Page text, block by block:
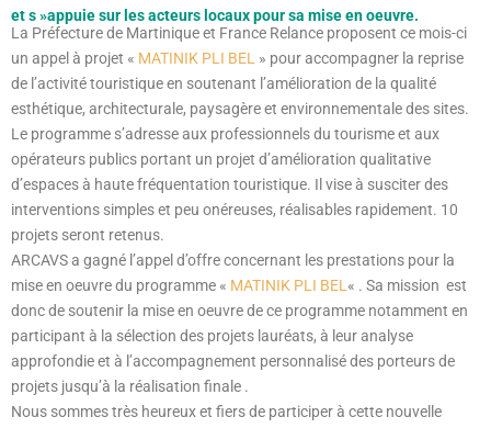
et s »appuie sur les acteurs locaux pour sa mise en oeuvre.
La Préfecture de Martinique et France Relance proposent ce mois-ci
un appel à projet « MATINIK PLI BEL » pour accompagner la reprise
de l’activité touristique en soutenant l’amélioration de la qualité
esthétique, architecturale, paysagère et environnementale des sites.
Le programme s’adresse aux professionnels du tourisme et aux
opérateurs publics portant un projet d’amélioration qualitative
d’espaces à haute fréquentation touristique. Il vise à susciter des
interventions simples et peu onéreuses, réalisables rapidement. 10
projets seront retenus.
ARCAVS a gagné l’appel d’offre concernant les prestations pour la
mise en oeuvre du programme « MATINIK PLI BEL « . Sa mission est
donc de soutenir la mise en oeuvre de ce programme notamment en
participant à la sélection des projets lauréats, à leur analyse
approfondie et à l’accompagnement personnalisé des porteurs de
projets jusqu’à la réalisation finale .
Nous sommes très heureux et fiers de participer à cette nouvelle